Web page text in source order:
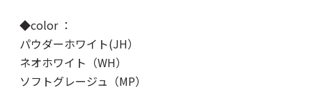
◆color ：
パウダーホワイト(JH）
ネオホワイト（WH）
ソフトグレージュ（MP）